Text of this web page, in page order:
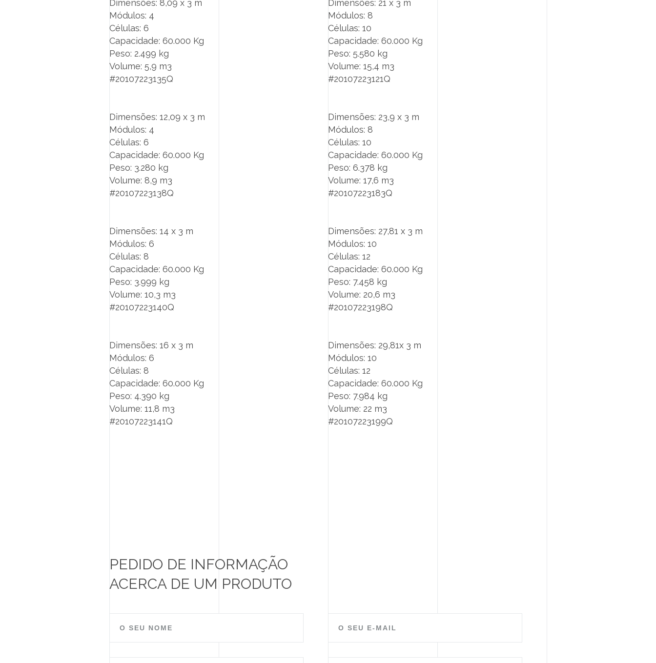
Dimensões: 8,09 x 3 m
Módulos: 4
Células: 6
Capacidade: 60.000 Kg
Peso: 2.499 kg
Volume: 5,9 m3
#20107223135Q
Dimensões: 12,09 x 3 m
Módulos: 4
Células: 6
Capacidade: 60.000 Kg
Peso: 3.280 kg
Volume: 8,9 m3
#20107223138Q
Dimensões: 14 x 3 m
Módulos: 6
Células: 8
Capacidade: 60.000 Kg
Peso: 3.999 kg
Volume: 10,3 m3
#20107223140Q
Dimensões: 16 x 3 m
Módulos: 6
Células: 8
Capacidade: 60.000 Kg
Peso: 4.390 kg
Volume: 11,8 m3
#20107223141Q
Dimensões: 21 x 3 m
Módulos: 8
Células: 10
Capacidade: 60.000 Kg
Peso: 5.580 kg
Volume: 15,4 m3
#20107223121Q
Dimensões: 23,9 x 3 m
Módulos: 8
Células: 10
Capacidade: 60.000 Kg
Peso: 6.378 kg
Volume: 17,6 m3
#20107223183Q
Dimensões: 27,81 x 3 m
Módulos: 10
Células: 12
Capacidade: 60.000 Kg
Peso: 7.458 kg
Volume: 20,6 m3
#20107223198Q
Dimensões: 29,81x 3 m
Módulos: 10
Células: 12
Capacidade: 60.000 Kg
Peso: 7.984 kg
Volume: 22 m3
#20107223199Q
PEDIDO DE INFORMAÇÃO
ACERCA DE UM PRODUTO